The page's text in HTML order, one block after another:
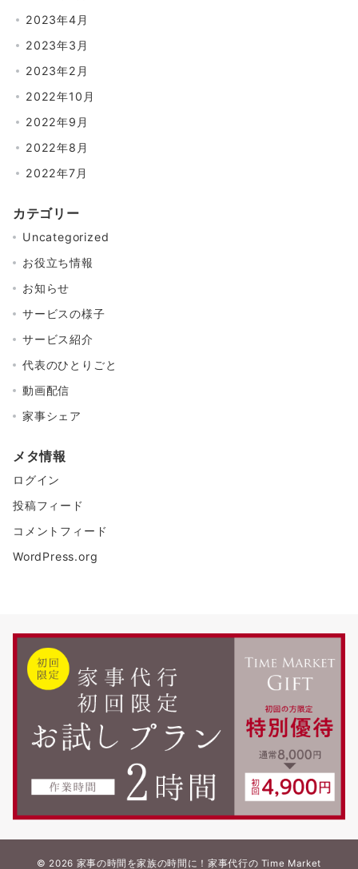
2023年4月
2023年3月
2023年2月
2022年10月
2022年9月
2022年8月
2022年7月
カテゴリー
Uncategorized
お役立ち情報
お知らせ
サービスの様子
サービス紹介
代表のひとりごと
動画配信
家事シェア
メタ情報
ログイン
投稿フィード
コメントフィード
WordPress.org
© 2026 家事の時間を家族の時間に！家事代行の Time Market